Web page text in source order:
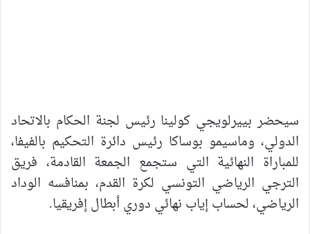
سيحضر بييرلويجي كولينا رئيس لجنة الحكام بالاتحاد
الدولي، وماسيمو بوساكا رئيس دائرة التحكيم بالفيفا،
للمباراة النهائية التي ستجمع الجمعة القادمة، فريق
الترجي الرياضي التونسي لكرة القدم، بمنافسه الوداد
الرياضي، لحساب إياب نهائي دوري أبطال إفريقيا.